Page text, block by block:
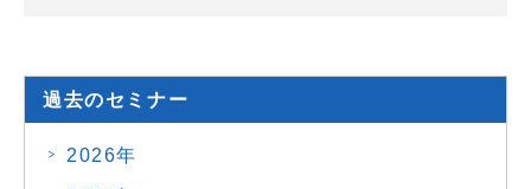
過去のセミナー
2026年